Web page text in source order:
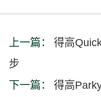
上一篇：
得高
步
下一篇：
得高